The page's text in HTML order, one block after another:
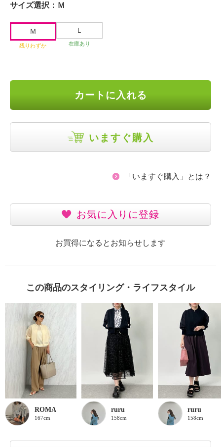
サイズ選択： Ｍ
Ｍ
残りわずか
Ｌ
在庫あり
カートに入れる
いますぐ購入
「いますぐ購入」とは？
お気に入りに登録
お買得になるとお知らせします
この商品のスタイリング・ライフスタイル
ROMA
167cm
ruru
158cm
ruru
158cm